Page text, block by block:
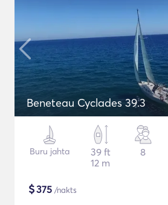
Beneteau Cyclades 39.3
Buru jahta
39 ft
12 m
8
$375 /nakts